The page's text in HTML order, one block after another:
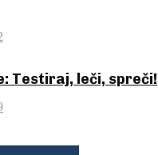
Testiraj, leči, spreči!